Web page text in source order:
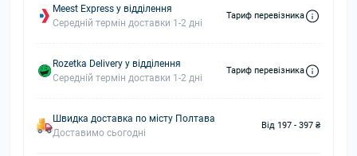
Meest Express у відділення
Середній термін доставки 1-2 дні
Тариф перевізника
Rozetka Delivery у відділення
Середній термін доставки 1-2 дні
Тариф перевізника
Швидка доставка по місту Полтава
Доставимо сьогодні
Від 197 - 397 ₴